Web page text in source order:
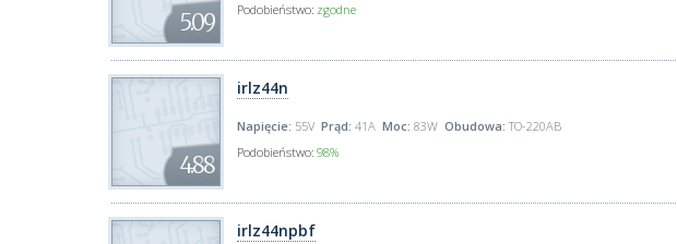
5.09
Podobieństwo: zgodne
4.88
irlz44n
Napięcie: 55V Prąd: 41A Moc: 83W Obudowa: TO-220AB
Podobieństwo: 98%
irlz44npbf